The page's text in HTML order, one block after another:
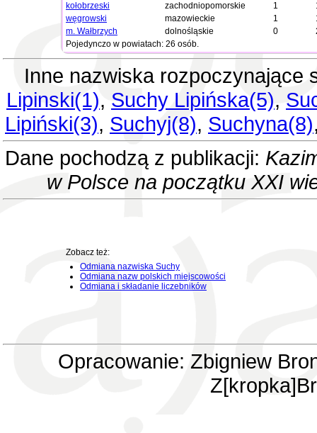
kołobrzeski
zachodniopomorskie 1
węgrowski
mazowieckie 1
m. Wałbrzych
dolnośląskie 0
Pojedynczo w powiatach: 26 osób.
Inne nazwiska rozpoczynające
Lipinski(1), Suchy Lipińska(5),
Lipiński(3), Suchyj(8), Suchyna(8)
Dane pochodzą z publikacji:
w Polsce na początku XXI
Zobacz też:
Odmiana nazwiska Suchy
Odmiana nazw polskich miejscowości
Odmiana i składanie liczebników
Opracowanie: Zbigniew